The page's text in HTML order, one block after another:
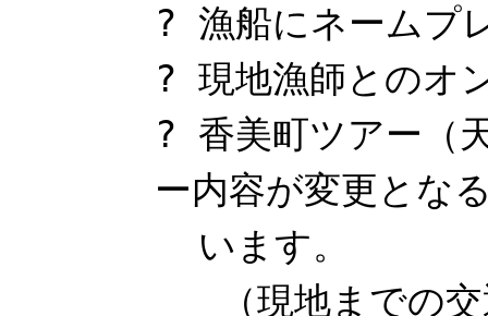
? 漁船にネームプ
? 現地漁師とのオ
? 香美町ツアー（
ー内容が変更とな
います。
（現地までの交